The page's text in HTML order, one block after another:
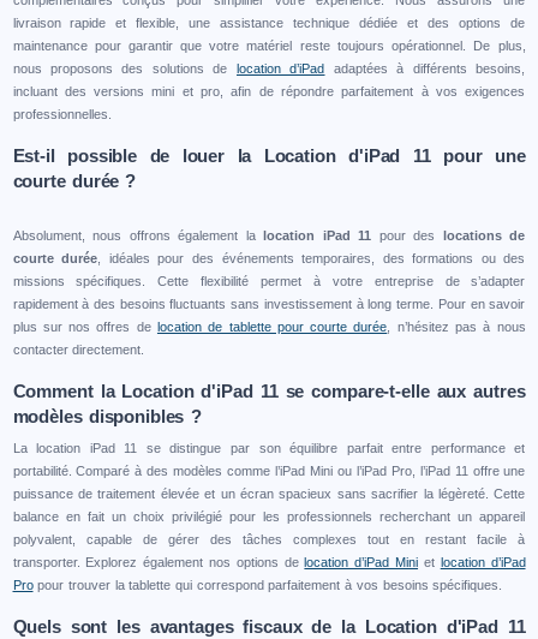
livraison rapide et flexible, une assistance technique dédiée et des options de
maintenance pour garantir que votre matériel reste toujours opérationnel. De plus,
nous proposons des solutions de location d’iPad adaptées à différents besoins,
incluant des versions mini et pro, afin de répondre parfaitement à vos exigences
professionnelles.
Est-il possible de louer la Location d'iPad 11 pour une
courte durée ?
Absolument, nous offrons également lalocation iPad 11 pour des locations de
courte durée , idéales pour des événements temporaires, des formations ou des
missions spécifiques. Cette flexibilité permet à votre entreprise de s’adapter
rapidement à des besoins fluctuants sans investissement à long terme. Pour en savoir
plus sur nos offres de location de tablette pour courte durée , n’hésitez pas à nous
contacter directement.
Comment la Location d'iPad 11 se compare-t-elle aux autres
modèles disponibles ?
La location iPad 11 se distingue par son équilibre parfait entre performance et
portabilité. Comparé à des modèles comme l’iPad Mini ou l’iPad Pro, l’iPad 11 offre une
puissance de traitement élevée et un écran spacieux sans sacrifier la légèreté. Cette
balance en fait un choix privilégié pour les professionnels recherchant un appareil
polyvalent, capable de gérer des tâches complexes tout en restant facile à
transporter. Explorez également nos options delocation d’iPad Mini et location d’iPad
Propour trouver la tablette qui correspond parfaitement à vos besoins spécifiques.
Quels sont les avantages fiscaux de la Location d'iPad 11